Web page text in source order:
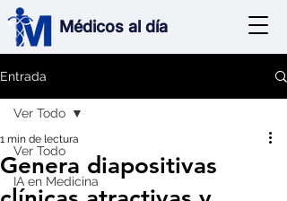
Médicos al día
Entrada
Ver Todo
IA en Medicina
Ver Todo
Genera diapositivas
1 min de lectura